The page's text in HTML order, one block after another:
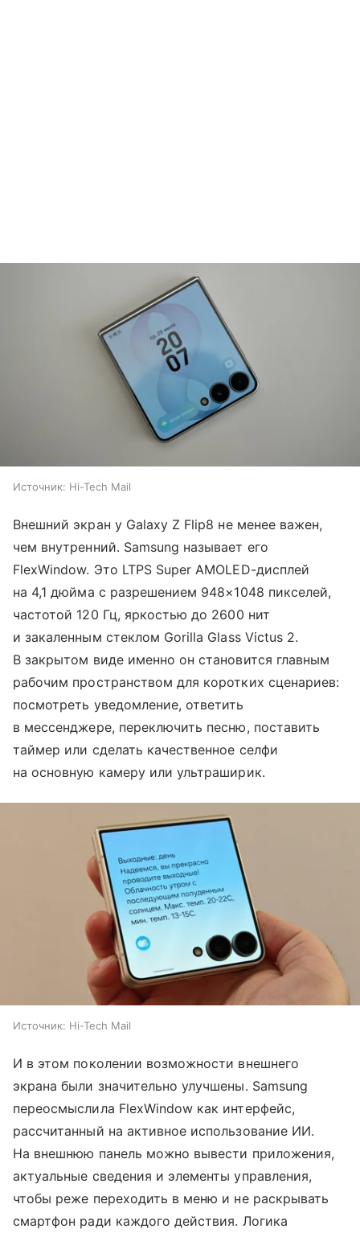
Источник: Hi-Tech Mail
Внешний экран у Galaxy Z Flip8 не менее важен,
чем внутренний. Samsung называет его
FlexWindow. Это LTPS Super AMOLED-дисплей
на 4,1 дюйма с разрешением 948×1048 пикселей,
частотой 120 Гц, яркостью до 2600 нит
и закаленным стеклом Gorilla Glass Victus 2.
В закрытом виде именно он становится главным
рабочим пространством для коротких сценариев:
посмотреть уведомление, ответить
в мессенджере, переключить песню, поставить
таймер или сделать качественное селфи
на основную камеру или ультраширик.
Источник: Hi-Tech Mail
И в этом поколении возможности внешнего
экрана были значительно улучшены. Samsung
переосмыслила FlexWindow как интерфейс,
рассчитанный на активное использование ИИ.
На внешнюю панель можно вывести приложения,
актуальные сведения и элементы управления,
чтобы реже переходить в меню и не раскрывать
смартфон ради каждого действия. Логика